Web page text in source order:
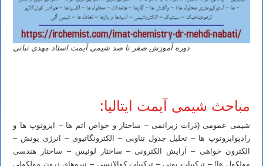
دوره آموزش صفر تا صد شیمی آیمت استاد مهدی نباتی
مباحث شیمی آیمت ایتالیا:
شیمی عمومی (ذرات زیراتمی – ساختار و خواص اتم ها – ایزوتوپ ها و
رادیوایزوتوپ ها – تحلیل جدول تناوبی – الکترونگاتیوی – انرژی یونش –
الکترون خواهی – آرایش الکترونی – ساختار لوئیس – ساختار هندسی
مولکول ها) – ترکیبات یونی – ترکیبات کوالانسی – نیروهای درون مولکولی